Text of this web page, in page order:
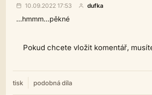
10.09.2022 17:53 dufka
...hmmm...pěkné
Pokud chcete vložit komentář,
tisk podobná díla